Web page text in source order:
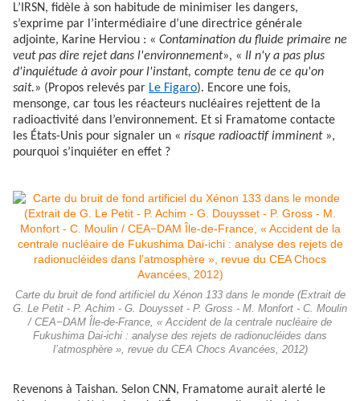
L’IRSN, fidèle à son habitude de minimiser les dangers,
s’exprime par l’intermédiaire d’une directrice générale
adjointe, Karine Herviou : « Contamination du fluide primaire ne
veut pas dire rejet dans l'environnement», « Il n'y a pas plus
d'inquiétude à avoir pour l'instant, compte tenu de ce qu'on
sait.» (Propos relevés par Le Figaro). Encore une fois,
mensonge, car tous les réacteurs nucléaires rejettent de la
radioactivité dans l’environnement. Et si Framatome contacte
les États-Unis pour signaler un « risque radioactif imminent »,
pourquoi s’inquiéter en effet ?
Carte du bruit de fond artificiel du Xénon 133 dans le monde (Extrait de
G. Le Petit - P. Achim - G. Douysset - P. Gross - M. Monfort - C. Moulin
/ CEA−DAM Île-de-France, « Accident de la centrale nucléaire de
Fukushima Dai-ichi : analyse des rejets de radionucléides dans
l’atmosphère », revue du CEA Chocs Avancées, 2012)
Revenons à Taishan. Selon CNN, Framatome aurait alerté le